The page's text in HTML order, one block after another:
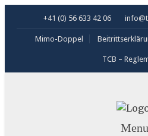
+41 (0) 56 633 42 06
Mimo-Doppel
TCB –
Menu